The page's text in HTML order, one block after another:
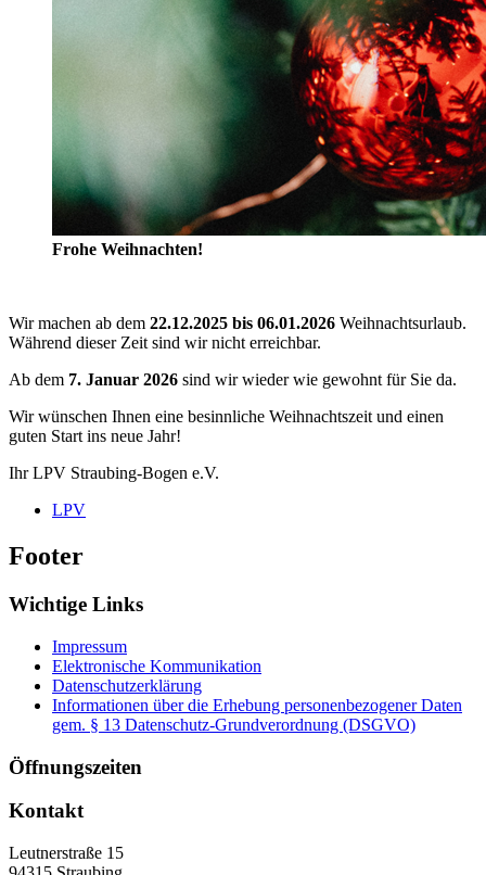
Frohe Weihnachten!
Wir machen ab dem 22.12.2025 bis 06.01.2026 Weihnachtsurlaub.
Während dieser Zeit sind wir nicht erreichbar.
Ab dem 7. Januar 2026 sind wir wieder wie gewohnt für Sie da.
Wir wünschen Ihnen eine besinnliche Weihnachtszeit und einen
guten Start ins neue Jahr!
Ihr LPV Straubing-Bogen e.V.
LPV
Footer
Wichtige Links
Impressum
Elektronische Kommunikation
Datenschutzerklärung
Informationen über die Erhebung personenbezogener Daten
gem. § 13 Datenschutz-Grundverordnung (DSGVO)
Öffnungszeiten
Kontakt
Leutnerstraße 15